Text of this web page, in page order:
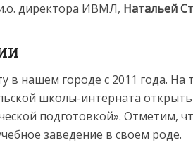
директора ИВМЛ, Натальей
нашем городе с 2011 года. На
школы-интерната
подготовкой». Отметим,
заведение в своем роде.